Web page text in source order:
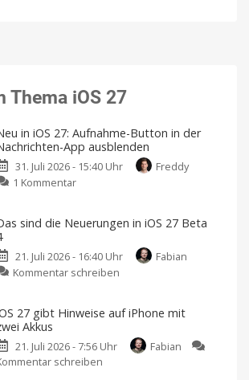
Thema iOS 27
in iOS 27: Aufnahme-Button in der
App ausblenden
31. Juli 2026 - 15:40 Uhr
Freddy
1 Kommentar
iOS
Aufnahme-
Button
Nachrichten-
ausblenden
So
sind die Neuerungen in iOS 27 Beta
21. Juli 2026 - 16:40 Uhr
Fabian
Kommentar schreiben
die
27 gibt Hinweise auf iPhone mit
Akkus
21. Juli 2026 - 7:56 Uhr
Fabian
schreiben